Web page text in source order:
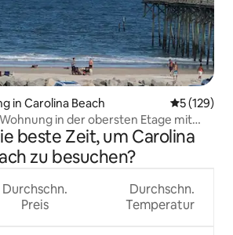
in Carolina Beach
5 (129)
in der obersten Etage mit
Meer
beste Zeit, um Carolina
zu besuchen?
Durchschn.
Preis
Durchschn.
Temperatur